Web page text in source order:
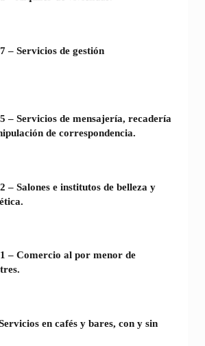
– Servicios de gestión
– Servicios de mensajería, recadería
de correspondencia.
– Salones e institutos de belleza y
– Comercio al por menor de
en cafés y bares, con y sin